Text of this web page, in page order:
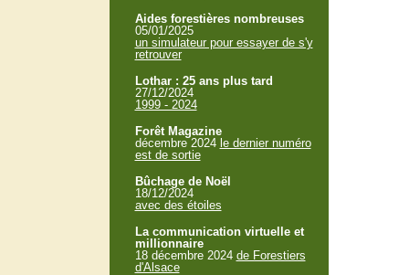
Aides forestières nombreuses
05/01/2025
un simulateur pour essayer de s'y
retrouver
Lothar : 25 ans plus tard
27/12/2024
1999 - 2024
Forêt Magazine
décembre 2024 le dernier numéro
est de sortie
Bûchage de Noël
18/12/2024
avec des étoiles
La communication virtuelle et
millionnaire
18 décembre 2024 de Forestiers
d'Alsace